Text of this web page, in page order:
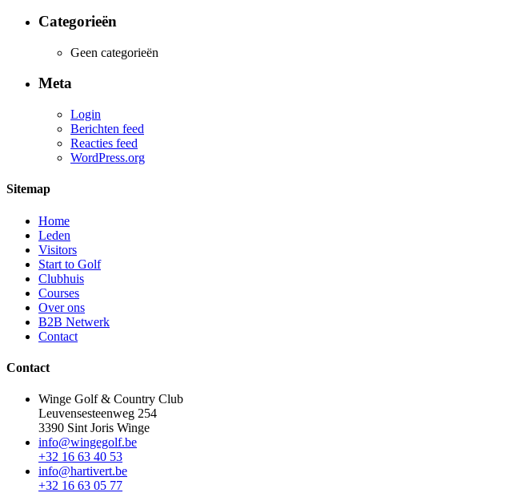
Categorieën
Geen categorieën
Meta
Login
Berichten feed
Reacties feed
WordPress.org
Sitemap
Home
Leden
Visitors
Start to Golf
Clubhuis
Courses
Over ons
B2B Netwerk
Contact
Contact
Winge Golf & Country Club
Leuvensesteenweg 254
3390 Sint Joris Winge
info@wingegolf.be
+32 16 63 40 53
info@hartivert.be
+32 16 63 05 77